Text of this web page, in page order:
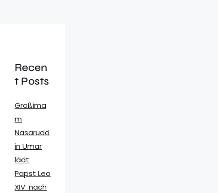
Recen
t Posts
Großima
m
Nasarudd
in Umar
lädt
Papst Leo
XIV. nach